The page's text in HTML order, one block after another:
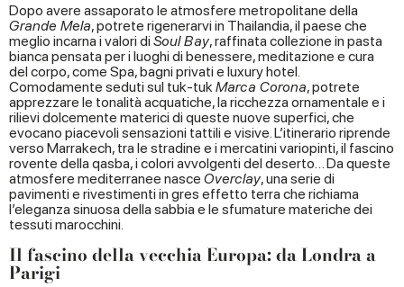
Dopo avere assaporato le atmosfere metropolitane della
Grande Mela, potrete rigenerarvi in Thailandia, il paese che
meglio incarna i valori diSoul Bay, raffinata collezione in pasta
bianca pensata per i luoghi di benessere, meditazione e cura
del corpo, come Spa, bagni privati e luxury hotel.
Comodamente seduti sul tuk-tuk Marca Corona, potrete
apprezzare le tonalità acquatiche, la ricchezza ornamentale e i
rilievi dolcemente materici di queste nuove superfici, che
evocano piacevoli sensazioni tattili e visive. L’itinerario riprende
verso Marrakech, tra le stradine e i mercatini variopinti, il fascino
rovente della qasba, i colori avvolgenti del deserto… Da queste
atmosfere mediterranee nasce Overclay, una serie di
pavimenti e rivestimenti in gres effetto terra che richiama
l’eleganza sinuosa della sabbia e le sfumature materiche dei
tessuti marocchini.
Il fascino della vecchia Europa: da Londra a
Parigi